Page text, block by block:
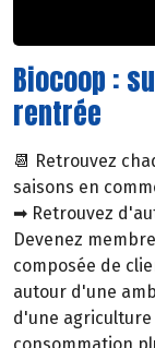
Biocoop :
rentrée
📆 Retrouvez
saisons en
➡ Retrouvez
Devenez
composée de
autour d'une
d'une